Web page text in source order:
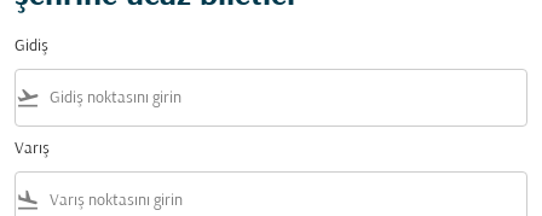
Gidiş
flight_takeoff
Varış
flight_land